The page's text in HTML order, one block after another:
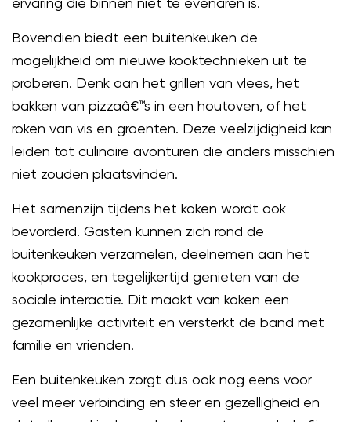
Bovendien biedt een buitenkeuken de
mogelijkheid om nieuwe kooktechnieken uit te
proberen. Denk aan het grillen van vlees, het
bakken van pizzaâ€™s in een houtoven, of het
roken van vis en groenten. Deze veelzijdigheid kan
leiden tot culinaire avonturen die anders misschien
niet zouden plaatsvinden.
Het samenzijn tijdens het koken wordt ook
bevorderd. Gasten kunnen zich rond de
buitenkeuken verzamelen, deelnemen aan het
kookproces, en tegelijkertijd genieten van de
sociale interactie. Dit maakt van koken een
gezamenlijke activiteit en versterkt de band met
familie en vrienden.
Een buitenkeuken zorgt dus ook nog eens voor
veel meer verbinding en sfeer en gezelligheid en